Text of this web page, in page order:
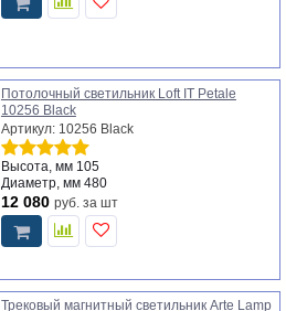
Потолочный светильник Loft IT Petale
10256 Black
Артикул: 10256 Black
Высота, мм 105
Диаметр, мм 480
12 080 руб. за шт
Трековый магнитный светильник Arte Lamp